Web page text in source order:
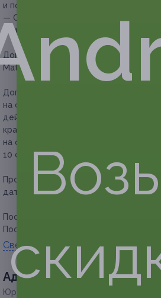
и повседневную укладку (1160 руб.
— Скидка 73% на стрижку и
(1215 руб. вместо 4500 руб.)
Дополнительное преимущество:
Matrix, Schwarzkopf.
Дополнительно оплачивается на
на окрашивание, мелирование и
действует на длину волос до 45 см
красителя 30 г). За волосы длиной
на окрашивание и ботокс для волос
10 см.
Прочие условия: необходимо
дату и время заранее.
Посмотреть
Посмотреть страницу в Instagram.
Свернуть
Адресa
Юридическая информация о партнёре